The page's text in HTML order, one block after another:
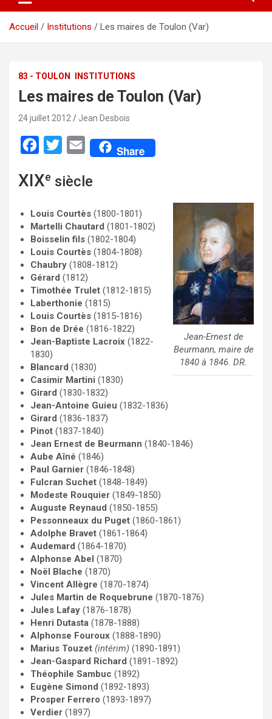
Accueil Institutions Les mai­res de Tou­lon (Var)
83 - TOULON INSTITUTIONS
Les mai­res de Tou­lon (Var)
24 juillet 2012 Jean Desbois
c
b
o
o
k
i
t
e
r
E
a
l
Share
XIXe siècle
Jean-Ernest de
Beurmann, maire de
1840 à 1846. DR.
Louis Courtès (1800-1801)
Martelli Chautard (1801-1802)
Boisselin fils (1802-1804)
Louis Courtès (1804-1808)
Chaubry (1808-1812)
Gérard (1812)
Timothée Trulet (1812-1815)
Laberthonie (1815)
Louis Courtès (1815-1816)
Bon de Drée (1816-1822)
Jean-Baptiste Lacroix (1822-
1830)
Blancard (1830)
Casimir Martini (1830)
Girard (1830-1832)
Jean-Antoine Guieu (1832-1836)
Girard (1836-1837)
Pinot (1837-1840)
Jean Ernest de Beurmann (1840-1846)
Aube Aîné (1846)
Paul Garnier (1846-1848)
Fulcran Suchet (1848-1849)
Modeste Rouquier (1849-1850)
Auguste Reynaud (1850-1855)
Pessonneaux du Puget (1860-1861)
Adolphe Bravet (1861-1864)
Audemard (1864-1870)
Alphonse Abel (1870)
Noël Blache (1870)
Vincent Allègre (1870-1874)
Jules Martin de Roquebrune (1870-1876)
Jules Lafay (1876-1878)
Henri Dutasta (1878-1888)
Alphonse Fouroux (1888-1890)
Marius Touzet (intérim) (1890-1891)
Jean-Gaspard Richard (1891-1892)
Théophile Sambuc (1892)
Eugène Simond (1892-1893)
Prosper Ferrero (1893-1897)
Verdier (1897)